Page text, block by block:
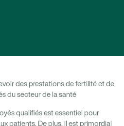
des prestations de fertilité et de
du secteur de la santé
qualifiés est essentiel pour
patients. De plus, il est primordial